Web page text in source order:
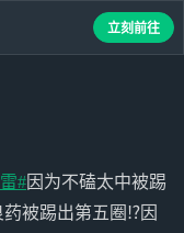
#因为不磕太中被踢
被踢出第五圈⁉️因
立刻前往